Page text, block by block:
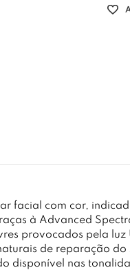
facial com cor,
à Advanced
provocados pela luz
de reparação
disponível nas